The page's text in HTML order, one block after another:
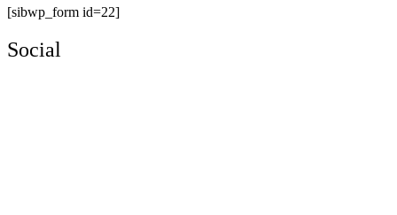
[sibwp_form id=22]
Social